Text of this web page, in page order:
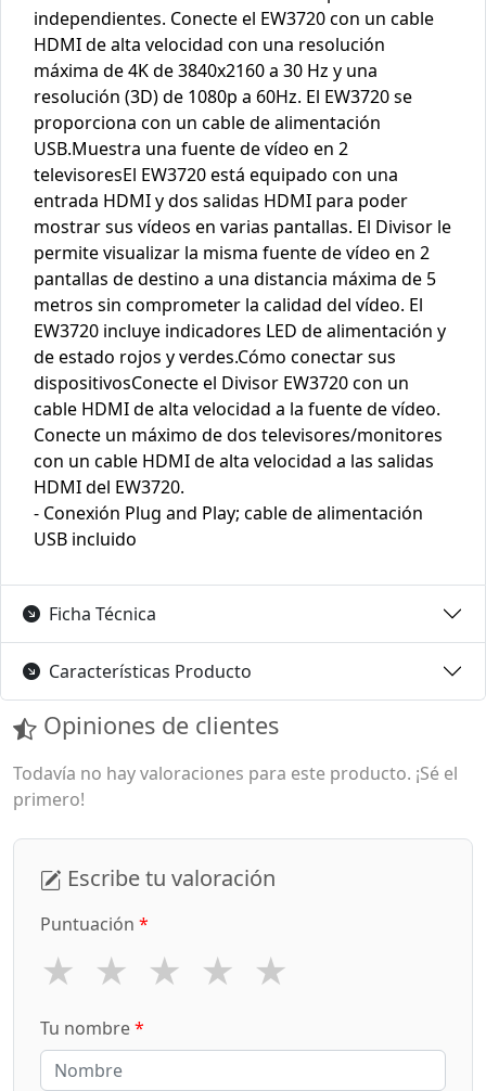
independientes. Conecte el EW3720 con un cable
HDMI de alta velocidad con una resolución
máxima de 4K de 3840x2160 a 30 Hz y una
resolución (3D) de 1080p a 60Hz. El EW3720 se
proporciona con un cable de alimentación
USB.Muestra una fuente de vídeo en 2
televisoresEl EW3720 está equipado con una
entrada HDMI y dos salidas HDMI para poder
mostrar sus vídeos en varias pantallas. El Divisor le
permite visualizar la misma fuente de vídeo en 2
pantallas de destino a una distancia máxima de 5
metros sin comprometer la calidad del vídeo. El
EW3720 incluye indicadores LED de alimentación y
de estado rojos y verdes.Cómo conectar sus
dispositivosConecte el Divisor EW3720 con un
cable HDMI de alta velocidad a la fuente de vídeo.
Conecte un máximo de dos televisores/monitores
con un cable HDMI de alta velocidad a las salidas
HDMI del EW3720.
- Conexión Plug and Play; cable de alimentación
USB incluido
Ficha Técnica
Características Producto
Opiniones de clientes
Todavía no hay valoraciones para este producto. ¡Sé el
primero!
Escribe tu valoración
Puntuación *
★ ★ ★ ★ ★
Tu nombre*